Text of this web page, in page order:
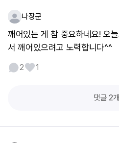
나장군
깨어있는 게 참 중요하네요! 오
서 깨어있으려고 노력합니다^^
2 1
댓글 2개